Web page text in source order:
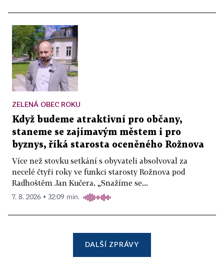
ZELENÁ OBEC ROKU
Když budeme atraktivní pro občany,
staneme se zajímavým městem i pro
byznys, říká starosta oceněného Rožnova
Více než stovku setkání s obyvateli absolvoval za
necelé čtyři roky ve funkci starosty Rožnova pod
Radhoštěm Jan Kučera. „Snažíme se...
7. 8. 2026 ▪ 32:09 min.
DALŠÍ ZPRÁVY